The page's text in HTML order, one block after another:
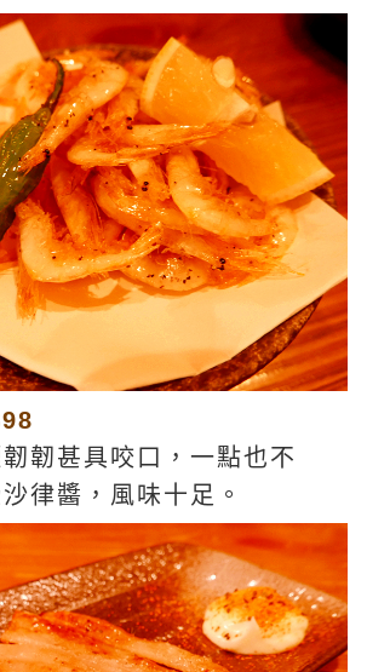
韌甚具咬口，一點也不
律醬，風味十足。